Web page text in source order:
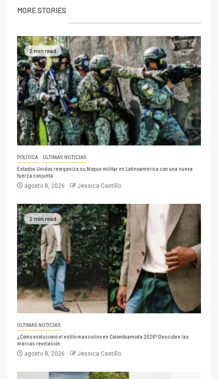
MORE STORIES
2 min read
POLÍTICA ÚLTIMAS NOTICIAS
Estados Unidos reorganiza su bloque militar en Latinoamérica con una nueva
fuerza conjunta
agosto 8, 2026 Jessica Castillo
2 min read
ÚLTIMAS NOTICIAS
¿Cómo evolucionó el estilo masculino en Colombiamoda 2026? Descubre las
marcas revelación
agosto 8, 2026 Jessica Castillo